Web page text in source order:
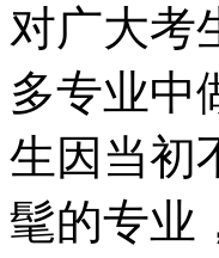
对广大考
多专业中
生因当初
髦的专业